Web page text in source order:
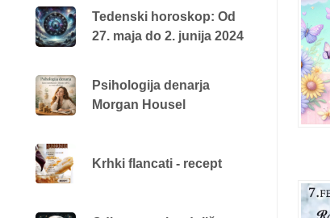
Tedenski horoskop: Od
27. maja do 2. junija 2024
Psihologija denarja
Morgan Housel
Krhki flancati - recept